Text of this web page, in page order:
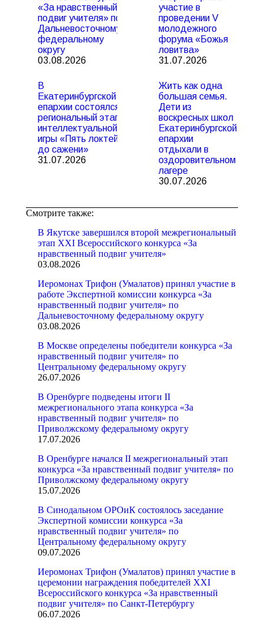
«За нравственный
подвиг учителя» по
Дальневосточному
федеральному
округу
03.08.2026
участие в
проведении V
молодежного
форума «Божья
ловитва»
31.07.2026
В
Екатеринбургской
епархии состоялся
региональный этап
интеллектуальной
игры «Пять локтей
до сажени»
31.07.2026
Жить как одна
большая семья.
Дети из
воскресных школ
Екатеринбургской
епархии
отдыхали в
оздоровительном
лагере
30.07.2026
Смотрите также:
В Якутске завершился второй межрегиональный
этап XXI Всероссийского конкурса «За
нравственный подвиг учителя»
03.08.2026
Иеромонах Трифон (Умалатов) принял участие в
работе Экспертной комиссии конкурса «За
нравственный подвиг учителя» по
Дальневосточному федеральному округу
03.08.2026
В Москве определены победители конкурса «За
нравственный подвиг учителя» по
Центральному федеральному округу
26.07.2026
В Оренбурге подведены итоги II
межрегионального этапа конкурса «За
нравственный подвиг учителя» по
Приволжскому федеральному округу
17.07.2026
В Оренбурге начался II межрегиональный этап
конкурса «За нравственный подвиг учителя» по
Приволжскому федеральному округу
15.07.2026
В Синодальном ОРОиК состоялось заседание
Экспертной комиссии конкурса «За
нравственный подвиг учителя» по
Центральному федеральному округу
09.07.2026
Иеромонах Трифон (Умалатов) принял участие в
церемонии награждения победителей XXI
Всероссийского конкурса «За нравственный
подвиг учителя» по Санкт-Петербургу
06.07.2026